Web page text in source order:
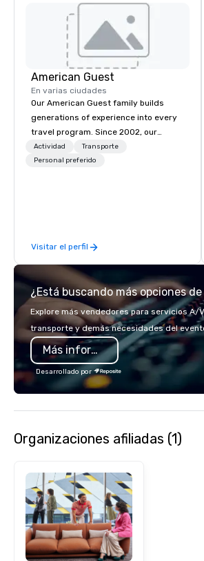
American Guest
En varias ciudades
Our American Guest family builds
generations of experience into every
travel program. Since 2002, our
mission has been to capture the
imagination of your corporate guests
management, we treat your project as
if we were the client. Our personal
network of global suppliers helps us
bring your vision to life. With genuine
passion, an international team, and
American hospitality, we deliver our
promise: your business matters.
Actividad
Transporte
Personal preferido
Visitar el perfil
¿Está buscando más opciones
Explore más vendedores para servicios A/
transporte y demás necesidades del
Más información
Desarrollado por
Organizaciones afiliadas (1)